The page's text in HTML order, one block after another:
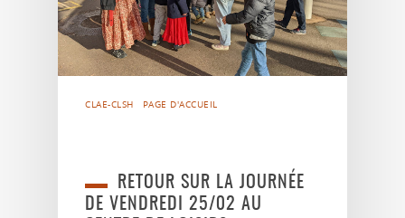
CLAE-CLSH PAGE D'ACCUEIL
RETOUR SUR LA JOURNÉE
DE VENDREDI 25/02 AU